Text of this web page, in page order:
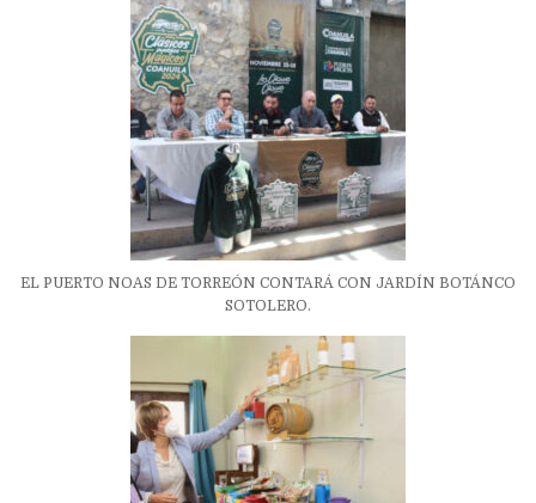
EL PUERTO NOAS DE TORREÓN CONTARÁ CON JARDÍN BOTÁNCO
SOTOLERO.